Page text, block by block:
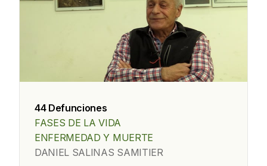
44 Defunciones
FASES DE LA VIDA
ENFERMEDAD Y MUERTE
DANIEL SALINAS SAMITIER